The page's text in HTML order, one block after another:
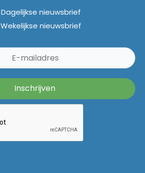
Dagelijkse nieuwsbrief
Wekelijkse nieuwsbrief